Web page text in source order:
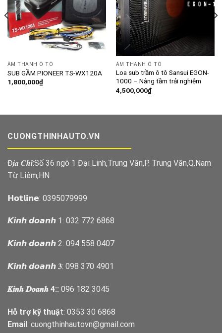
ÂM THANH Ô TÔ
SUB GẦM PIONEER TS-WX120A
1,800,000₫
ÂM THANH Ô TÔ
Loa sub trầm ô tô Sansui EGON-
1000 – Nâng tầm trải nghiệm
4,500,000₫
CUONGTHINHAUTO.VN
Đ𝒊̣𝒂 𝑪𝒉𝒊̉:Số 36 ngõ 1 Đại Linh,Trung Văn,P. Trung Văn,Q.Nam
Từ Liêm,HN
𝗛𝗼𝘁𝗹𝗶𝗻𝗲: 0395079999
𝙆𝙞𝙣𝙝 𝙙𝙤𝙖𝙣𝙝 1: 032 772 6868
𝙆𝙞𝙣𝙝 𝙙𝙤𝙖𝙣𝙝 2: 094 558 0407
𝙆𝙞𝙣𝙝 𝙙𝙤𝙖𝙣𝙝 𝟑: 098 370 4901
𝑲𝒊𝒏𝒉 𝑫𝒐𝒂𝒏𝒉 4:: 096 182 3045
Hỗ trợ kỹ thuật: 0353 30 6868
Email: cuongthinhautovn@gmail.com